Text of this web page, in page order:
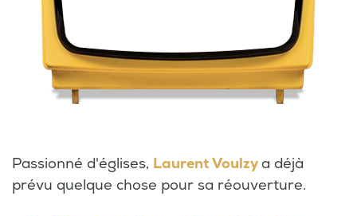
Passionné d'églises, Laurent Voulzya déjà
prévu quelque chose pour sa réouverture.